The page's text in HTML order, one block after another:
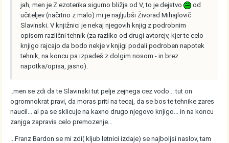
jah, men je Z ezoterika sigurno bližja od V, to je dejstvo
od
učiteljev (načrtno z malo) mi je najljubši Živorad Mihajlovič
Slavinski. V knjižnici je nekaj njegovih knjig z podrobnim
opisom različni tehnik (za razliko od drugi avtorejv, kjer te celo
knjigo rajcajo da bodo nekje v knjigi podali podroben napotek
tehnik, na koncu pa izpadeš z dolgim nosom - in brez
napotka/opisa, jasno).
..men se zdi da te Slavinski tut pelje zejnega cez vodo... tut on
ogromnokrat pravi, da moras priti na tecaj, da se bos te tehnike zares
naucil... al pa se sklicuje na kaxno drugo njegovo knjigo... in na koncu
zanjga zapravis celo premozenje...
...Franz Bardon se mi zdi( kljub letnici izdaje) se najboljsi naslov, tam